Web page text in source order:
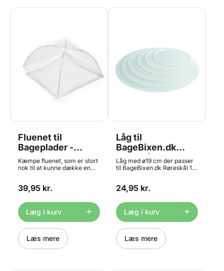
Fluenet til
Bageplader -
Ekstra Stor,
48x48cm
Kæmpe fluenet, som er stort
nok til at kunne dække en
cm når den er slået op. Kan
hvis man dækker den med
plast - fx vores ekstra store
pladeposer.
39,95 kr.
Læg i kurv
Læs mere
Låg til
BageBixen.dk
Røreskål 1L
Låg med ø19 cm der passer
til BageBixen.dk Røreskål 1L
24,95 kr.
Læg i kurv
Læs mere